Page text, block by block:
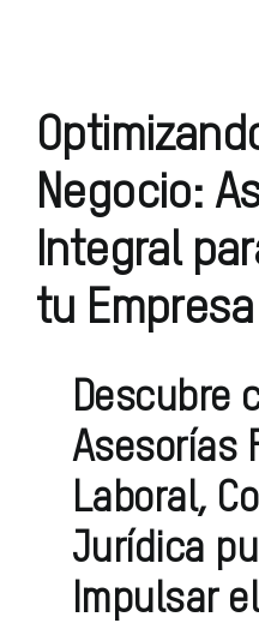
Negocio:
Integral
tu Empresa
Descubre
Asesorías
Laboral,
Jurídica
Impulsar